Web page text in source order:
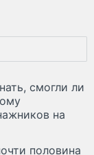
смогли ли
на
половина